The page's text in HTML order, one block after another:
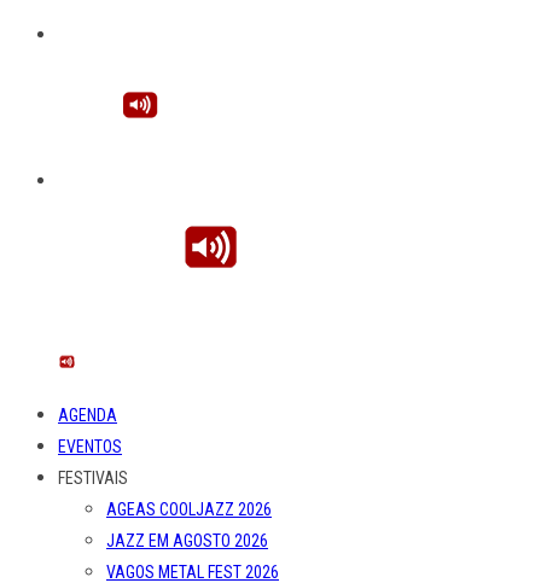
AGENDA
EVENTOS
FESTIVAIS
AGEAS COOLJAZZ 2026
JAZZ EM AGOSTO 2026
VAGOS METAL FEST 2026